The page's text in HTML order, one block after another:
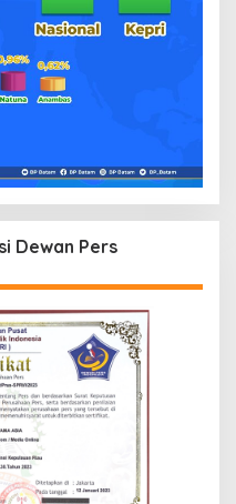
Dewan Pers